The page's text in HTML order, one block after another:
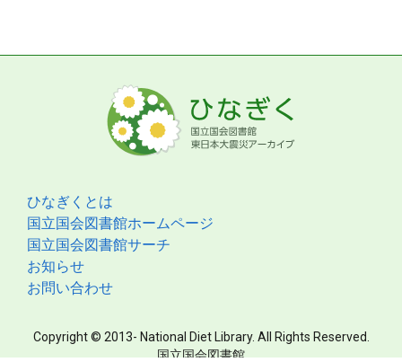
ひなぎくとは
国立国会図書館ホームページ
国立国会図書館サーチ
お知らせ
お問い合わせ
Copyright © 2013- National Diet Library. All Rights Reserved.